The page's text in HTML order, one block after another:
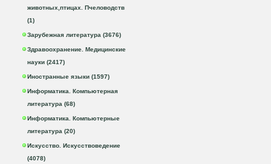
животных,птицах. Пчеловодств
(1)
Зарубежная литература (3676)
Здравоохранение. Медицинские
науки (2417)
Иностранные языки (1597)
Информатика. Компьютерная
литература (68)
Информатика. Компьютерные
литература (20)
Искусство. Искусствоведение
(4078)